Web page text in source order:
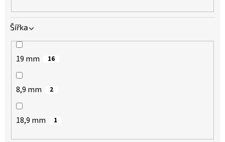
Šířka
19 mm 16
8,9 mm 2
18,9 mm 1